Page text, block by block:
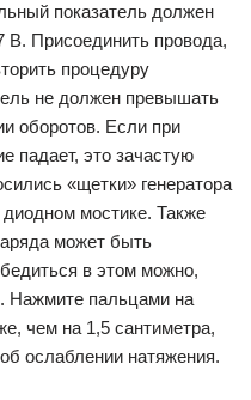
показатель должен
В. Присоединить провода,
процедуру
не должен превышать
оборотов. Если при
падает, это зачастую
«щетки» генератора
мостике. Также
может быть
в этом можно,
Нажмите пальцами на
чем на 1,5 сантиметра,
ослаблении натяжения.